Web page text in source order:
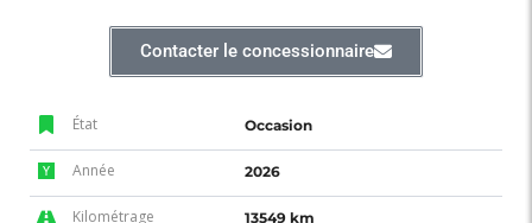
Contacter le concessionnaire
État Occasion
Année 2026
Kilométrage 13549 km